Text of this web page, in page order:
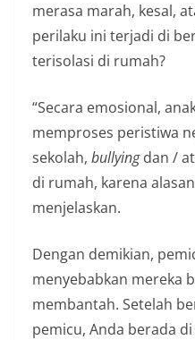
merasa marah, kesal,
perilaku ini terjadi di
terisolasi di rumah?
“Secara emosional,
memproses peristiwa
sekolah, bullyingdan /
di rumah, karena
menjelaskan.
Dengan demikian,
menyebabkan mereka
membantah. Setelah
pemicu, Anda berada